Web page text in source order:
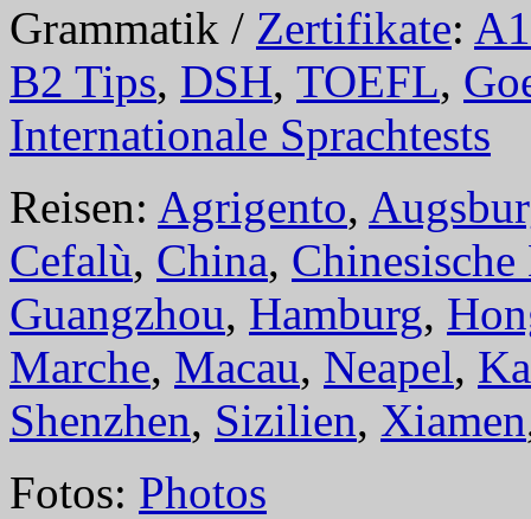
Grammatik / Zertifikate: A1
B2 Tips, DSH, TOEFL,
Internationale Sprachtests
Reisen: Agrigento,
Cefalù, China, Chinesische
Guangzhou, Hamburg,
Marche, Macau, Neapel,
Shenzhen, Sizilien, Xiamen
Fotos: Photos